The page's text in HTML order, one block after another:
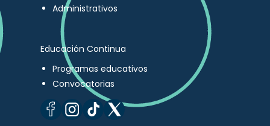
Administrativos
Educación Continua
Programas educativos
Convocatorias